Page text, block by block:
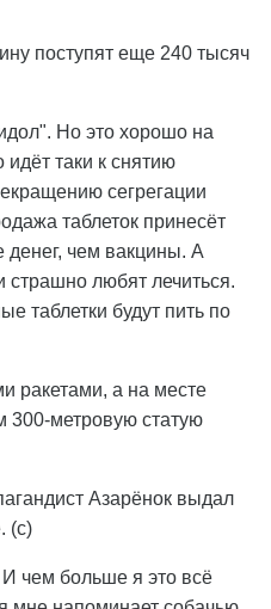
поступят еще 240 тысяч
Но это хорошо на
таки к снятию
сегрегации
таблеток принесёт
чем вакцины. А
любят лечиться.
таблетки будут пить по
ракетами, а на месте
300-метровую статую
Азарёнок выдал
(с)
чем больше я это всё